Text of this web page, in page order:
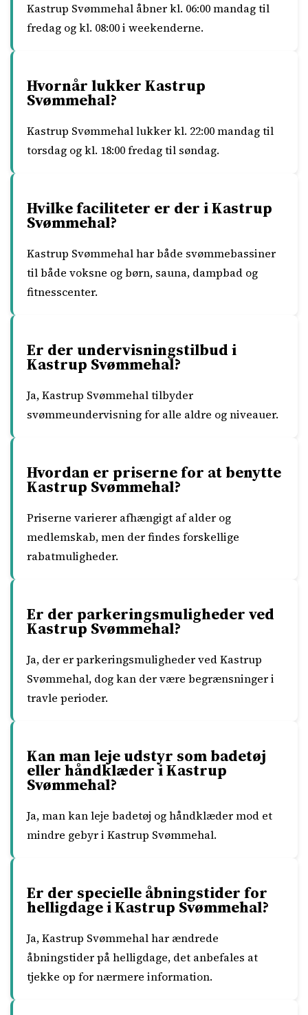
Kastrup Svømmehal åbner kl. 06:00 mandag til
fredag og kl. 08:00 i weekenderne.
Hvornår lukker Kastrup
Svømmehal?
Kastrup Svømmehal lukker kl. 22:00 mandag til
torsdag og kl. 18:00 fredag til søndag.
Hvilke faciliteter er der i Kastrup
Svømmehal?
Kastrup Svømmehal har både svømmebassiner
til både voksne og børn, sauna, dampbad og
fitnesscenter.
Er der undervisningstilbud i
Kastrup Svømmehal?
Ja, Kastrup Svømmehal tilbyder
svømmeundervisning for alle aldre og niveauer.
Hvordan er priserne for at benytte
Kastrup Svømmehal?
Priserne varierer afhængigt af alder og
medlemskab, men der findes forskellige
rabatmuligheder.
Er der parkeringsmuligheder ved
Kastrup Svømmehal?
Ja, der er parkeringsmuligheder ved Kastrup
Svømmehal, dog kan der være begrænsninger i
travle perioder.
Kan man leje udstyr som badetøj
eller håndklæder i Kastrup
Svømmehal?
Ja, man kan leje badetøj og håndklæder mod et
mindre gebyr i Kastrup Svømmehal.
Er der specielle åbningstider for
helligdage i Kastrup Svømmehal?
Ja, Kastrup Svømmehal har ændrede
åbningstider på helligdage, det anbefales at
tjekke op for nærmere information.